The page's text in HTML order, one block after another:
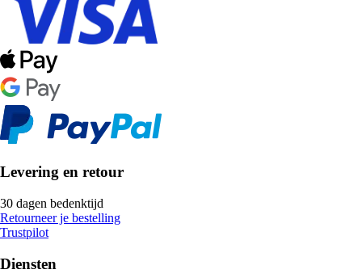
Levering en retour
30 dagen bedenktijd
Retourneer je bestelling
Trustpilot
Diensten